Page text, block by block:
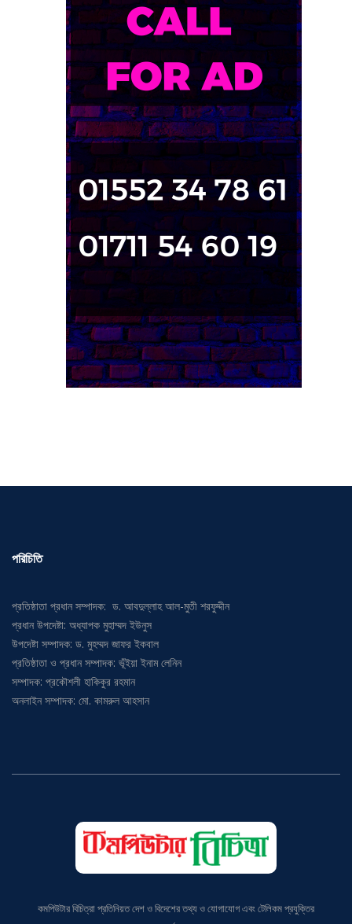
পরিচিতি
প্রতিষ্ঠাতা প্রধান সম্পাদক: ড. আবদুল্লাহ আল-মুতী শরফুদ্দীন
প্রধান উপদেষ্টা: অধ্যাপক মুহাম্মদ ইউনুস
উপদেষ্টা সম্পাদক: ড. মুহম্মদ জাফর ইকবাল
প্রতিষ্ঠাতা ও প্রধান সম্পাদক: ভূঁইয়া ইনাম লেনিন
সম্পাদক: প্রকৌশলী হাকিকুর রহমান
অনলাইন সম্পাদক: মো. কামরুল আহসান
কমপিউটার বিচিত্রা প্রতিনিয়ত দেশ ও বিদেশের তথ্য ও যোগাযোগ এবং টেলিকম প্রযুক্তির